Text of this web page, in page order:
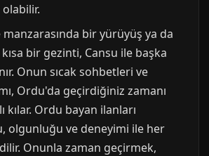
bir yürüyüş ya da
bir gezinti, Cansu ile başka
Onun sıcak sohbetleri ve
Ordu'da geçirdiğiniz zamanı
kılar. Ordu bayan ilanları
olgunluğu ve deneyimi ile her
Onunla zaman geçirmek,